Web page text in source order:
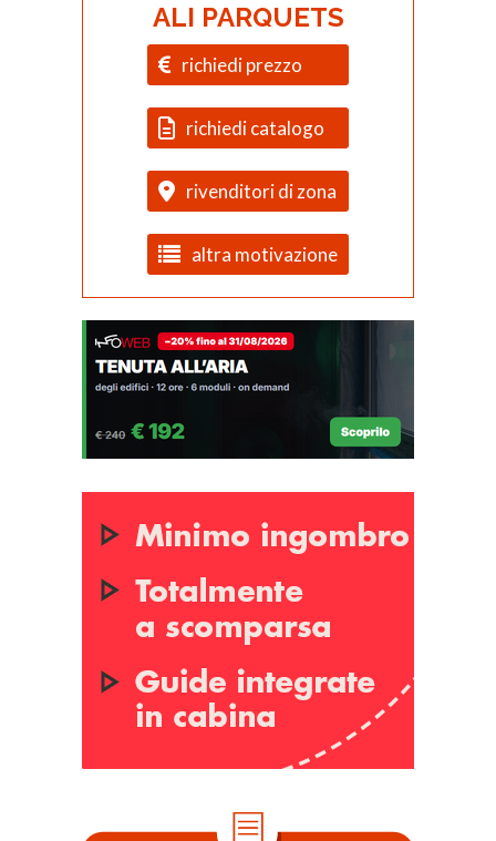
ALI PARQUETS
richiedi prezzo
richiedi catalogo
rivenditori di zona
altra motivazione